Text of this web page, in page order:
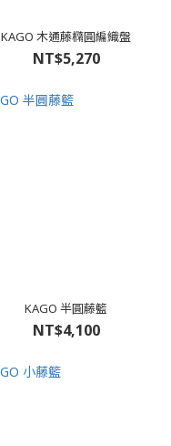
KAGO 木通藤橢圓編織盤
NT$5,270
KAGO 半圓藤籃
NT$4,100